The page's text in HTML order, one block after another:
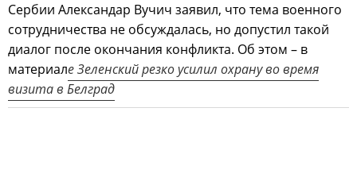
Сербии Александар Вучич заявил, что тема военного
сотрудничества не обсуждалась, но допустил такой
диалог после окончания конфликта. Об этом – в
материале Зеленский резко усилил охрану во время
визита в Белград